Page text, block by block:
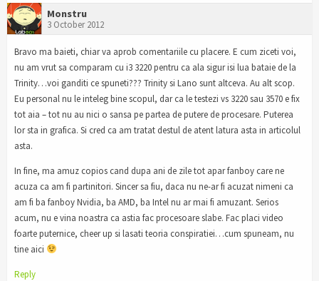
Monstru
3 October 2012
Bravo ma baieti, chiar va aprob comentariile cu placere. E cum ziceti voi,
nu am vrut sa comparam cu i3 3220 pentru ca ala sigur isi lua bataie de la
Trinity…voi ganditi ce spuneti??? Trinity si Lano sunt altceva. Au alt scop.
Eu personal nu le inteleg bine scopul, dar ca le testezi vs 3220 sau 3570 e fix
tot aia – tot nu au nici o sansa pe partea de putere de procesare. Puterea
lor sta in grafica. Si cred ca am tratat destul de atent latura asta in articolul
asta.
In fine, ma amuz copios cand dupa ani de zile tot apar fanboy care ne
acuza ca am fi partinitori. Sincer sa fiu, daca nu ne-ar fi acuzat nimeni ca
am fi ba fanboy Nvidia, ba AMD, ba Intel nu ar mai fi amuzant. Serios
acum, nu e vina noastra ca astia fac procesoare slabe. Fac placi video
foarte puternice, cheer up si lasati teoria conspiratiei…cum spuneam, nu
tine aici
Reply